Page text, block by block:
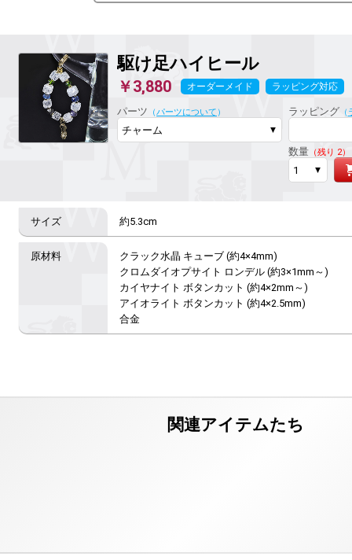
駆け足ハイヒール
￥3,880 オーダーメイド ラッピング対応
パーツ （パーツについて ） ラッピング（
数量（残り 2）
約5.3cm
クラック水晶 キューブ (約4×4mm)
クロムダイオプサイト ロンデル (約3×1mm～)
カイヤナイト ボタンカット (約4×2mm～)
アイオライト ボタンカット (約4×2.5mm)
合金